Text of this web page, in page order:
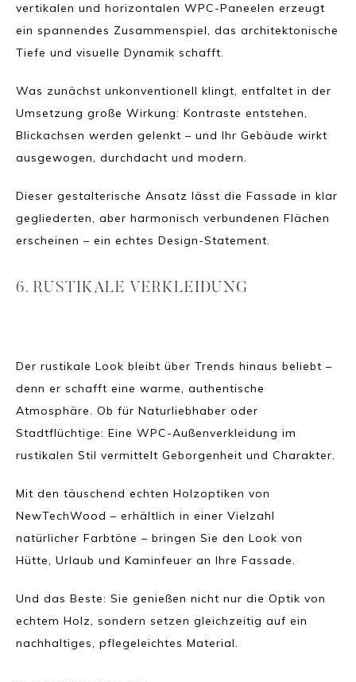
vertikalen und horizontalen WPC-Paneelen erzeugt
ein spannendes Zusammenspiel, das architektonische
Tiefe und visuelle Dynamik schafft.
Was zunächst unkonventionell klingt, entfaltet in der
Umsetzung große Wirkung: Kontraste entstehen,
Blickachsen werden gelenkt – und Ihr Gebäude wirkt
ausgewogen, durchdacht und modern.
Dieser gestalterische Ansatz lässt die Fassade in klar
gegliederten, aber harmonisch verbundenen Flächen
erscheinen – ein echtes Design-Statement.
6. RUSTIKALE VERKLEIDUNG
Der rustikale Look bleibt über Trends hinaus beliebt –
denn er schafft eine warme, authentische
Atmosphäre. Ob für Naturliebhaber oder
Stadtflüchtige: Eine WPC-Außenverkleidung im
rustikalen Stil vermittelt Geborgenheit und Charakter.
Mit den täuschend echten Holzoptiken von
NewTechWood – erhältlich in einer Vielzahl
natürlicher Farbtöne – bringen Sie den Look von
Hütte, Urlaub und Kaminfeuer an Ihre Fassade.
Und das Beste: Sie genießen nicht nur die Optik von
echtem Holz, sondern setzen gleichzeitig auf ein
nachhaltiges, pflegeleichtes Material.